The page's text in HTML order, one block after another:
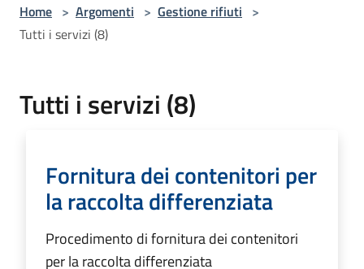
Home > Argomenti > Gestione rifiuti >
Tutti i servizi (8)
Tutti i servizi (8)
Fornitura dei contenitori per
la raccolta differenziata
Procedimento di fornitura dei contenitori
per la raccolta differenziata